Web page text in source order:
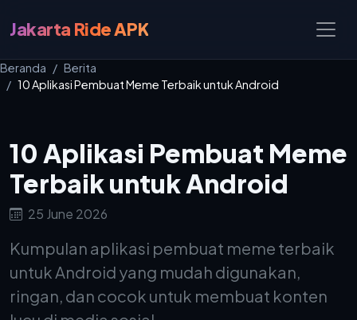
Jakarta Ride APK
Beranda
Berita
10 Aplikasi Pembuat Meme Terbaik untuk Android
10 Aplikasi Pembuat Meme
Terbaik untuk Android
25 June 2026
Kumpulan aplikasi pembuat meme terbaik
untuk Android yang mudah digunakan,
ringan, dan cocok untuk membuat konten